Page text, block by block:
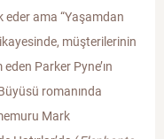
eder ama “Yaşamdan
müşterilerinin
Parker Pyne’ın
romanında
Mark